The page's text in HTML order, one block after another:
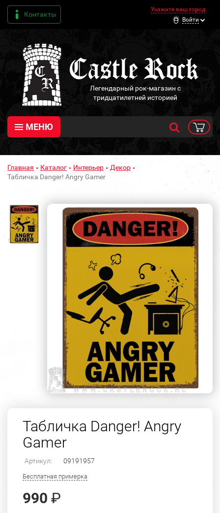
Контакты
Укажите ваш город
Войти
Легендарный рок-магазин с
тридцатилетней историей
МЕНЮ
Главная Каталог Интерьер
Декор
Табличка Danger! Angry Gamer
Табличка Danger! Angry
Gamer
Артикул: 09191957
Бесплатная примерка
990 ₽